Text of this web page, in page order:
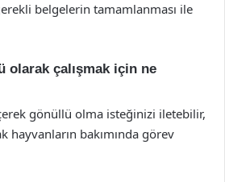
belgelerin tamamlanması ile
olarak çalışmak için ne
gönüllü olma isteğinizi iletebilir,
bakımında görev